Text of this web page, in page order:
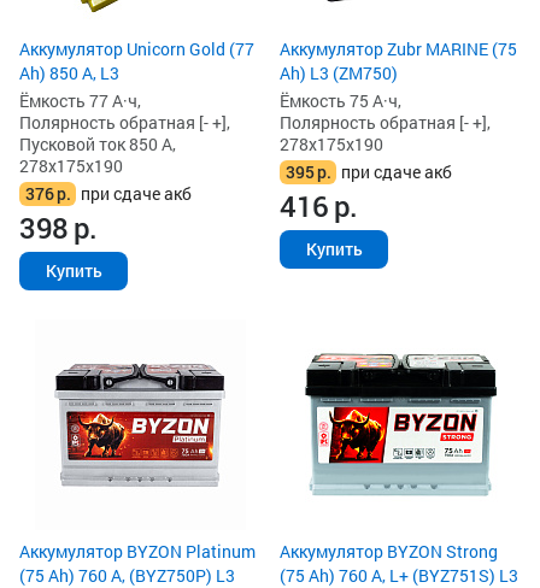
Аккумулятор Unicorn Gold (77
Ah) 850 А, L3
Ёмкость 77 А·ч,
Полярность обратная [- +],
Пусковой ток 850 А,
278x175x190
376р. при сдаче акб
398р.
Купить
Аккумулятор Zubr MARINE (75
Ah) L3 (ZM750)
Ёмкость 75 А·ч,
Полярность обратная [- +],
278x175x190
395р. при сдаче акб
416р.
Купить
Аккумулятор BYZON Platinum
(75 Ah) 760 А, (BYZ750P) L3
Аккумулятор BYZON Strong
(75 Ah) 760 А, L+ (BYZ751S) L3